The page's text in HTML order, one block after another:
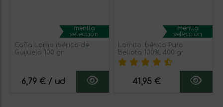
mentta
selección
Caña Lomo ibérico de
Guijuelo 100 gr
6,79 € / ud
mentta
selección
Lomito Ibérico Puro
Bellota 100%, 400 gr
41,95 €